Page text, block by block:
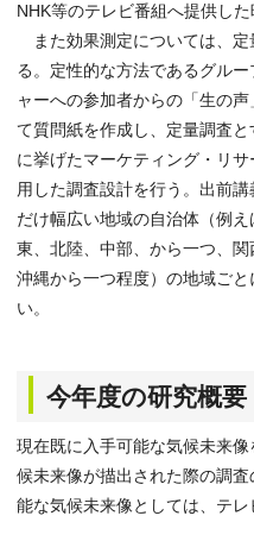
NHK等のテレビ番組へ提供した
また効果測定については、定
る。定性的な方法であるグル
ャーへの参加者からの「生の
て質問紙を作成し、定量調査
に挙げたマーケティング・リ
用した調査設計を行う。出前
だけ幅広い地域の自治体（例
東、北陸、中部、から一つ、関
沖縄から一つ程度）の地域ご
い。
今年度の研究概要
現在既に入手可能な気候未来
候未来像が描出された際の調
能な気候未来像としては、テレ